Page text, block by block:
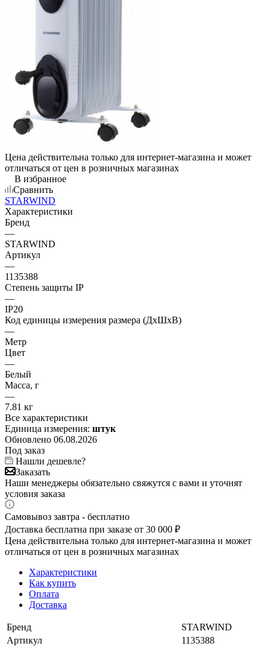
Цена действительна только для интернет-магазина и может
отличаться от цен в розничных магазинах
В избранное
Сравнить
STARWIND
Характеристики
Бренд
—
STARWIND
Артикул
—
1135388
Степень защиты IP
—
IP20
Код единицы измерения размера (ДхШхВ)
—
Метр
Цвет
—
Белый
Масса, г
—
7.81 кг
Все характеристики
Единица измерения: штук
Обновлено 06.08.2026
Под заказ
Нашли дешевле?
Заказать
Наши менеджеры обязательно свяжутся с вами и уточнят
условия заказа
Самовывоз завтра - бесплатно
Доставка бесплатна при заказе от 30 000 ₽
Цена действительна только для интернет-магазина и может
отличаться от цен в розничных магазинах
Характеристики
Как купить
Оплата
Доставка
Бренд
STARWIND
Артикул
1135388